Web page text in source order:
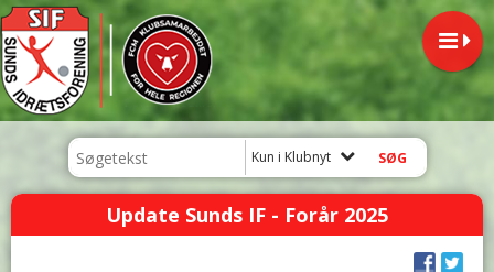
Kun i Klubnyt
Update Sunds IF - Forår 2025